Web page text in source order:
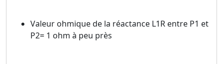
Valeur ohmique de la réactance L1R entre P1 et
P2= 1 ohm à peu près